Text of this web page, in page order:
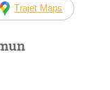
Trajet Maps